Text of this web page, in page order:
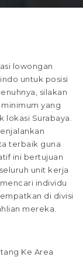
lowongan
untuk posisi
silakan
yang
Surabaya.
terbaik guna
ini bertujuan
unit kerja
individu
di divisi
mereka.
Ke Area